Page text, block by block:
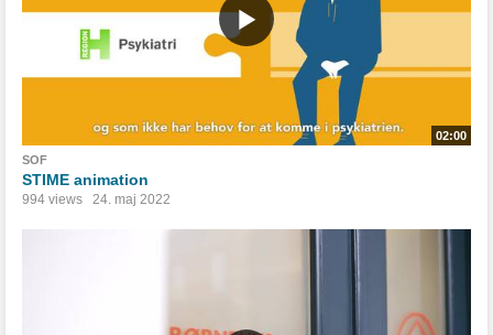
02:00
SOF
STIME animation
994 views 24. maj 2022